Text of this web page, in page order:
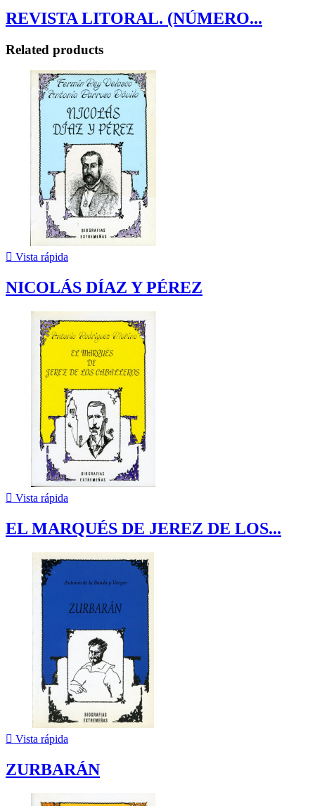
REVISTA LITORAL. (NÚMERO...
Related products
 Vista rápida
NICOLÁS DÍAZ Y PÉREZ
 Vista rápida
EL MARQUÉS DE JEREZ DE LOS...
 Vista rápida
ZURBARÁN